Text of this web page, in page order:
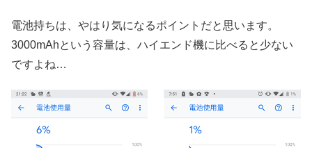
電池持ちは、やはり気になるポイントだと思います。
3000mAhという容量は、ハイエンド機に比べると少ない
ですよね…